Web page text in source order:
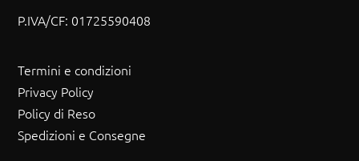
P.IVA/CF: 01725590408
Termini e condizioni
Privacy Policy
Policy di Reso
Spedizioni e Consegne